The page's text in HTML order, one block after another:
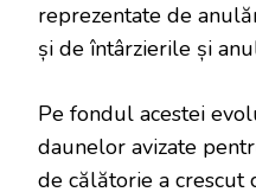
reprezentate de
și de întârzierile și
Pe fondul acestei
daunelor avizate
de călătorie a